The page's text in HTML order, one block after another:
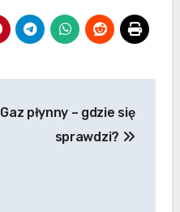
Gaz płynny – gdzie się
sprawdzi?